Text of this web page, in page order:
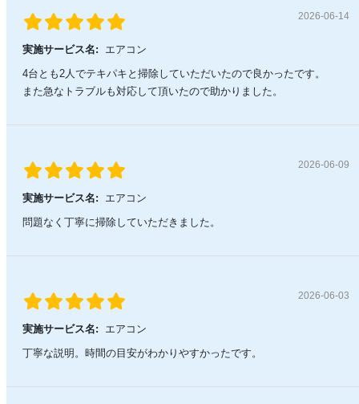
2026-06-14
実施サービス名:
エアコン
4台とも2人でテキパキと掃除していただいたので良かったです。
また急なトラブルも対応して頂いたので助かりました。
2026-06-09
実施サービス名:
エアコン
問題なく丁寧に掃除していただきました。
2026-06-03
実施サービス名:
エアコン
丁寧な説明。時間の目安がわかりやすかったです。